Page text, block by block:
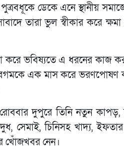
ডেকে এনে স্থানীয়
তারা ভুল স্বীকার করে ক্ষমা
ভবিষ্যতে এ ধরনের কাজ
এক মাস করে ভরণপোষণ
দুপুরে তিনি নতুন
সেমাই, চিনিসহ খাদ্য,
খোঁজখবর নেন।